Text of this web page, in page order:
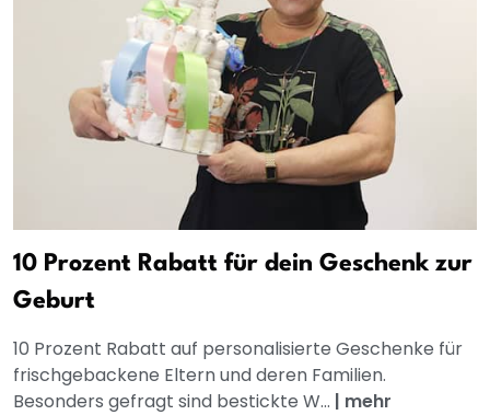
10 Prozent Rabatt für dein Geschenk zur
Geburt
10 Prozent Rabatt auf personalisierte Geschenke für
frischgebackene Eltern und deren Familien.
Besonders gefragt sind bestickte W... | mehr